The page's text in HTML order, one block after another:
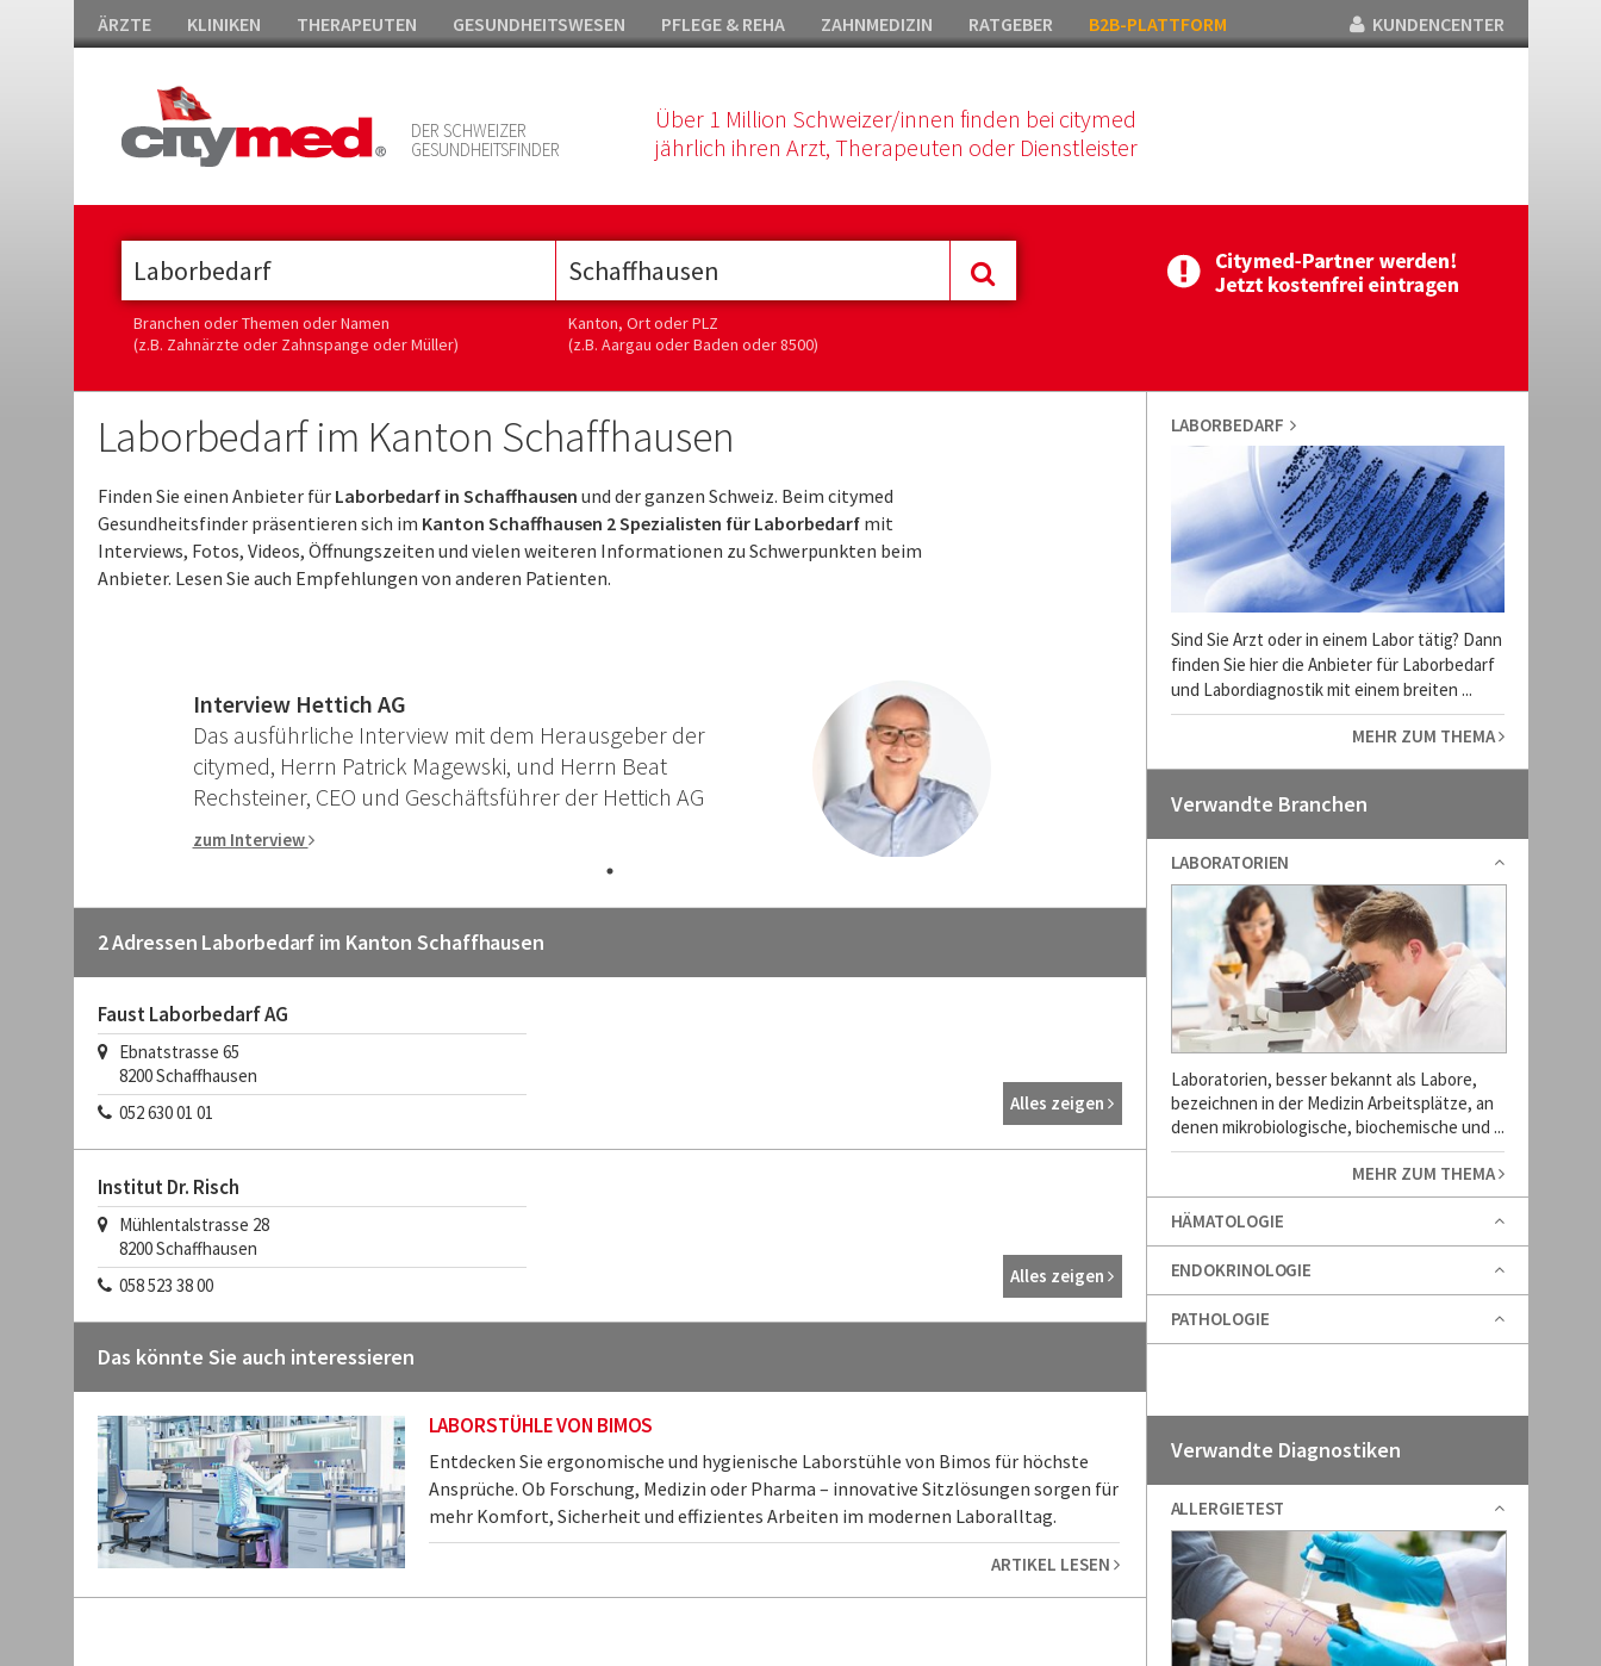
ÄRZTE KLINIKEN THERAPEUTEN GESUNDHEITSWESEN PFLEGE & REHA ZAHNMEDIZIN RATGEBER B2B-PLATTFORM KUNDENCENTER
DER SCHWEIZER
GESUNDHEITSFINDER
Über 1 Million Schweizer/innen finden bei citymed
jährlich ihren Arzt, Therapeuten oder Dienstleister
Branchen oder Themen oder Namen
(z.B. Zahnärzte oder Zahnspange oder Müller)
Kanton, Ort oder PLZ
(z.B. Aargau oder Baden oder 8500)
Laborbedarf im Kanton Schaffhausen
Finden Sie einen Anbieter für Laborbedarf in Schaffhausen und der ganzen Schweiz. Beim citymed
Gesundheitsfinder präsentieren sich im Kanton Schaffhausen 2 Spezialisten für Laborbedarf mit
Interviews, Fotos, Videos, Öffnungszeiten und vielen weiteren Informationen zu Schwerpunkten beim
Anbieter. Lesen Sie auch Empfehlungen von anderen Patienten.
Interview Hettich AG
Das ausführliche Interview mit dem Herausgeber der
citymed, Herrn Patrick Magewski, und Herrn Beat
Rechsteiner, CEO und Geschäftsführer der Hettich AG
zum Interview
2 Adressen Laborbedarf im Kanton Schaffhausen
Faust Laborbedarf AG
Ebnatstrasse 65
8200Schaffhausen
052 630 01 01
Alles zeigen
Institut Dr. Risch
Mühlentalstrasse 28
8200Schaffhausen
058 523 38 00
Alles zeigen
Das könnte Sie auch interessieren
LABORSTÜHLE VON BIMOS
Entdecken Sie ergonomische und hygienische Laborstühle von Bimos für höchste
Ansprüche. Ob Forschung, Medizin oder Pharma – innovative Sitzlösungen sorgen für
mehr Komfort, Sicherheit und effizientes Arbeiten im modernen Laboralltag.
ARTIKEL LESEN
LABORBEDARF
Sind Sie Arzt oder in einem Labor tätig? Dann
finden Sie hier die Anbieter für Laborbedarf
und Labordiagnostik mit einem breiten ...
MEHR ZUM THEMA
Verwandte Branchen
LABORATORIEN
Laboratorien, besser bekannt als Labore,
bezeichnen in der Medizin Arbeitsplätze, an
denen mikrobiologische, biochemische und ...
MEHR ZUM THEMA
HÄMATOLOGIE
ENDOKRINOLOGIE
PATHOLOGIE
Verwandte Diagnostiken
ALLERGIETEST